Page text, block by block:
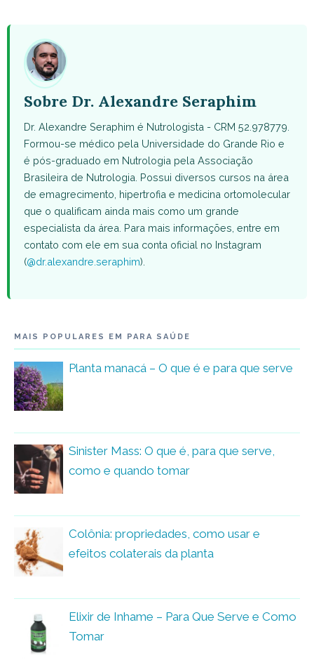
Sobre Dr. Alexandre Seraphim
Dr. Alexandre Seraphim é Nutrologista - CRM 52.978779.
Formou-se médico pela Universidade do Grande Rio e
é pós-graduado em Nutrologia pela Associação
Brasileira de Nutrologia. Possui diversos cursos na área
de emagrecimento, hipertrofia e medicina ortomolecular
que o qualificam ainda mais como um grande
especialista da área. Para mais informações, entre em
contato com ele em sua conta oficial no Instagram
(@dr.alexandre.seraphim).
MAIS POPULARES EM PARA SAÚDE
Planta manacá – O que é e para que serve
Sinister Mass: O que é, para que serve,
como e quando tomar
Colônia: propriedades, como usar e
efeitos colaterais da planta
Elixir de Inhame – Para Que Serve e Como
Tomar